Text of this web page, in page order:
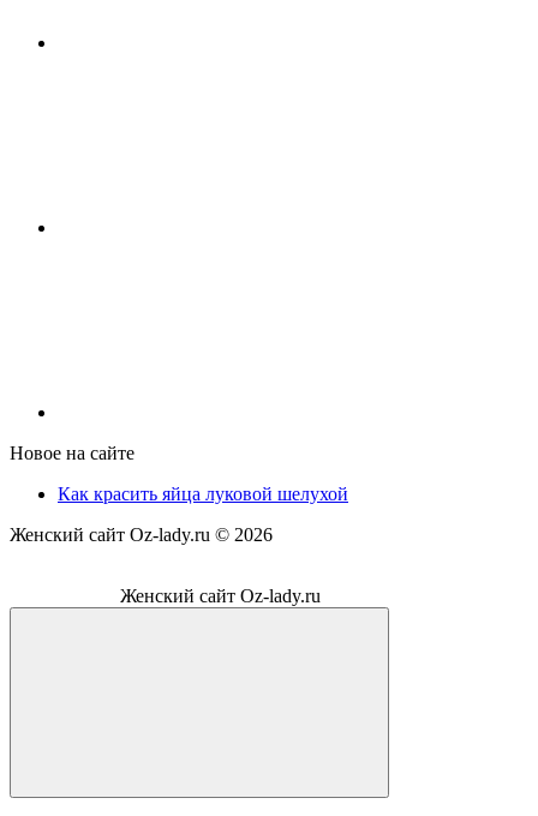
Новое на сайте
Как красить яйца луковой шелухой
Женский сайт Oz-lady.ru © 2026
Женский сайт Oz-lady.ru